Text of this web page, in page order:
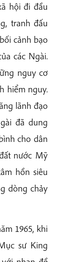
hội đi đầu
tranh đấu
cảnh bạo
các Ngài.
nguy cơ
hiểm nguy.
lãnh đạo
đã dung
cho dân
nước Mỹ
hồn siêu
dòng chảy
1965, khi
sư King